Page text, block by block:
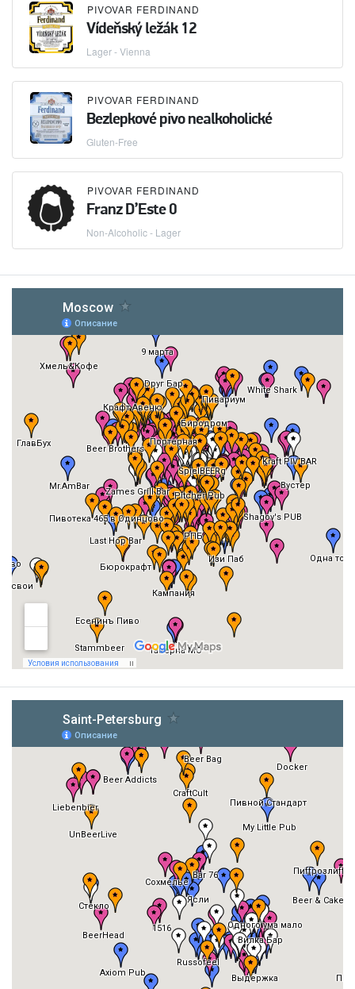
PIVOVAR FERDINAND
Vídeňský ležák 12
Lager - Vienna
PIVOVAR FERDINAND
Bezlepkové pivo nealkoholické
Gluten-Free
PIVOVAR FERDINAND
Franz D’Este 0
Non-Alcoholic - Lager